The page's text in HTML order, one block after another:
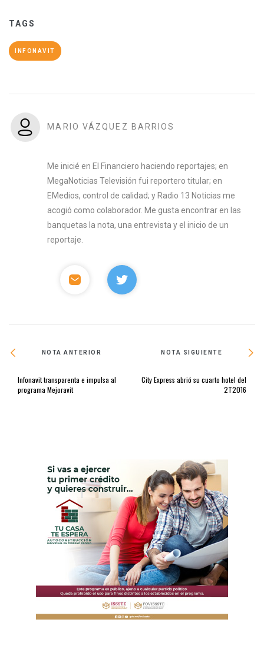
TAGS
INFONAVIT
MARIO VÁZQUEZ BARRIOS
Me inicié en El Financiero haciendo reportajes; en
MegaNoticias Televisión fui reportero titular; en
EMedios, control de calidad; y Radio 13 Noticias me
acogió como colaborador. Me gusta encontrar en las
banquetas la nota, una entrevista y el inicio de un
reportaje.
NOTA ANTERIOR
Infonavit transparenta e impulsa al
programa Mejoravit
NOTA SIGUIENTE
City Express abrió su cuarto hotel del
2T2016